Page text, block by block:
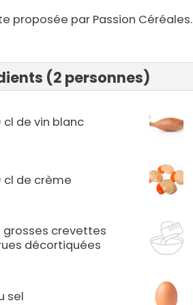
proposée par Passion Céréales.
(2 personnes)
cl de vin blanc
cl de crème
grosses crevettes
décortiquées
sel